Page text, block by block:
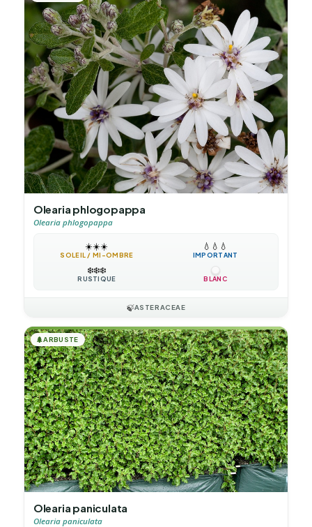
Olearia phlogopappa
Olearia phlogopappa
☀️☀️☀️
SOLEIL / MI-OMBRE
💧 💧 💧
IMPORTANT
❄️❄️❄️
RUSTIQUE BLANC
🍃ASTERACEAE
🌲ARBUSTE
Olearia paniculata
Olearia paniculata